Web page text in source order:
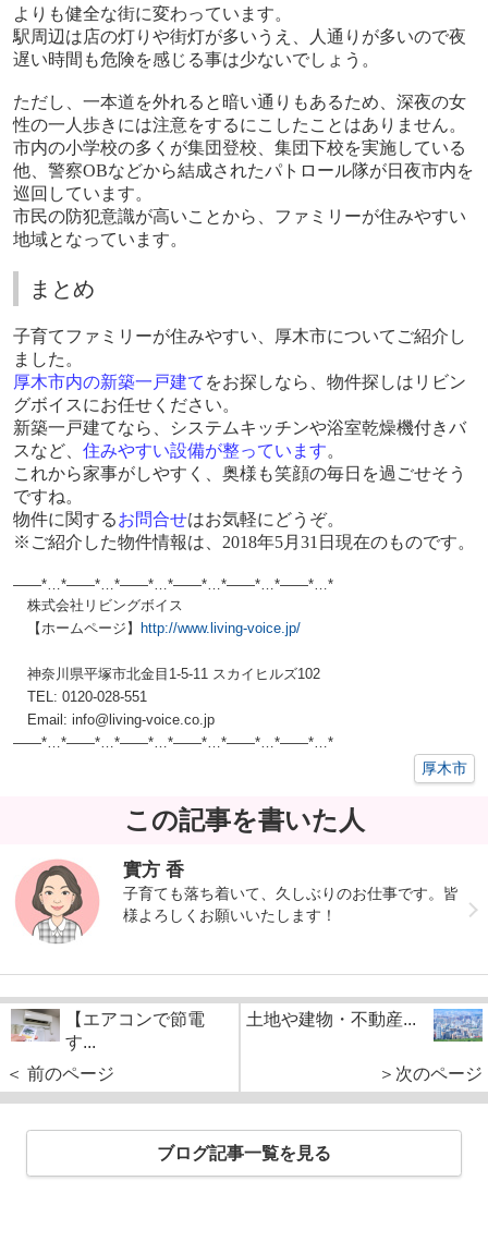
よりも健全な街に変わっています。
駅周辺は店の灯りや街灯が多いうえ、人通りが多いので夜
遅い時間も危険を感じる事は少ないでしょう。
ただし、一本道を外れると暗い通りもあるため、深夜の女
性の一人歩きには注意をするにこしたことはありません。
市内の小学校の多くが集団登校、集団下校を実施している
他、警察OBなどから結成されたパトロール隊が日夜市内を
巡回しています。
市民の防犯意識が高いことから、ファミリーが住みやすい
地域となっています。
まとめ
子育てファミリーが住みやすい、厚木市についてご紹介し
ました。
厚木市内の新築一戸建て をお探しなら、物件探しはリビン
グボイスにお任せください。
新築一戸建てなら、システムキッチンや浴室乾燥機付きバ
スなど、 住みやすい設備が整っています。
これから家事がしやすく、奥様も笑顔の毎日を過ごせそう
ですね。
物件に関するお問合せはお気軽にどうぞ。
※ご紹介した物件情報は、 2018年5月31日現在のものです。
——*…*——*…*——*…*——*…*——*…*——*…*
株式会社リビングボイス
【ホームページ】
http://www.living-voice.jp/
神奈川県平塚市北金目1-5-11 スカイヒルズ102
TEL: 0120-028-551
Email: info@living-voice.co.jp
——*…*——*…*——*…*——*…*——*…*——*…*
厚木市
この記事を書いた人
實方 香
子育ても落ち着いて、久しぶりのお仕事です。皆
様よろしくお願いいたします！
【エアコンで節電
す...
＜ 前のページ
土地や建物・不動産...
＞次のページ
ブログ記事一覧を見る